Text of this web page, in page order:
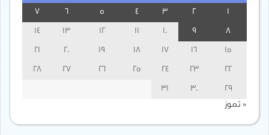
3
13
14
15
16
17
18
19
20
21
22
23
24
25
26
27
28
29
30
31
« تموز